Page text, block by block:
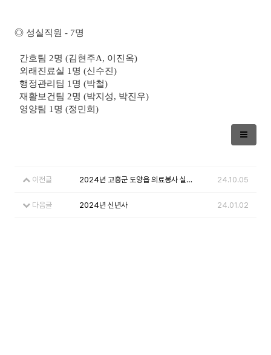
◎ 성실직원 - 7명
간호팀 2명 (김현주A, 이진옥)
외래진료실 1명 (신수진)
행정관리팀 1명 (박철)
재활보건팀 2명 (박지성, 박진우)
영양팀 1명 (정민희)
이전글 2024년 고흥군 도양읍 의료봉사 실시 24.10.05
다음글 2024년 신년사 24.01.02